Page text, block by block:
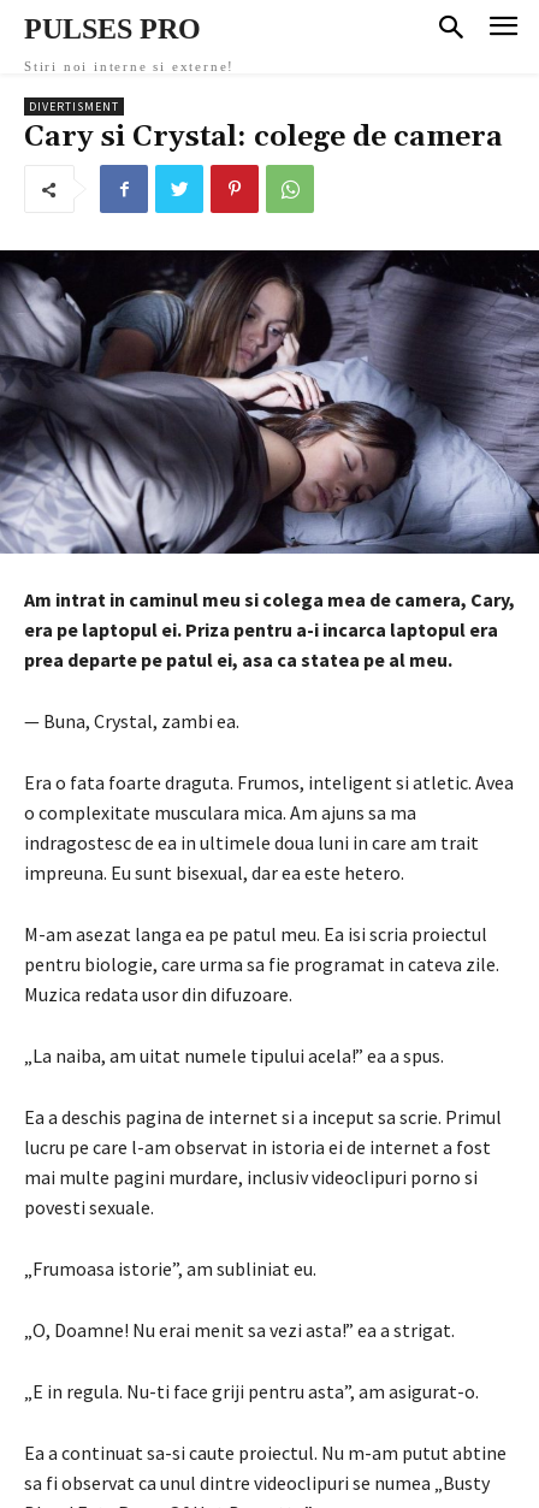
PULSES PRO
Stiri noi interne si externe!
DIVERTISMENT
Cary si Crystal: colege de camera
Am intrat in caminul meu si colega mea de camera, Cary,
era pe laptopul ei. Priza pentru a-i incarca laptopul era
prea departe pe patul ei, asa ca statea pe al meu.
— Buna, Crystal, zambi ea.
Era o fata foarte draguta. Frumos, inteligent si atletic. Avea
o complexitate musculara mica. Am ajuns sa ma
indragostesc de ea in ultimele doua luni in care am trait
impreuna. Eu sunt bisexual, dar ea este hetero.
M-am asezat langa ea pe patul meu. Ea isi scria proiectul
pentru biologie, care urma sa fie programat in cateva zile.
Muzica redata usor din difuzoare.
„La naiba, am uitat numele tipului acela!” ea a spus.
Ea a deschis pagina de internet si a inceput sa scrie. Primul
lucru pe care l-am observat in istoria ei de internet a fost
mai multe pagini murdare, inclusiv videoclipuri porno si
povesti sexuale.
„Frumoasa istorie”, am subliniat eu.
„O, Doamne! Nu erai menit sa vezi asta!” ea a strigat.
„E in regula. Nu-ti face griji pentru asta”, am asigurat-o.
Ea a continuat sa-si caute proiectul. Nu m-am putut abtine
sa fi observat ca unul dintre videoclipuri se numea „Busty